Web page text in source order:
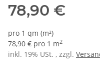
78,90 €
pro 1 qm (m²)
78,90 € pro 1 m2
inkl. 19% USt. , zzgl.